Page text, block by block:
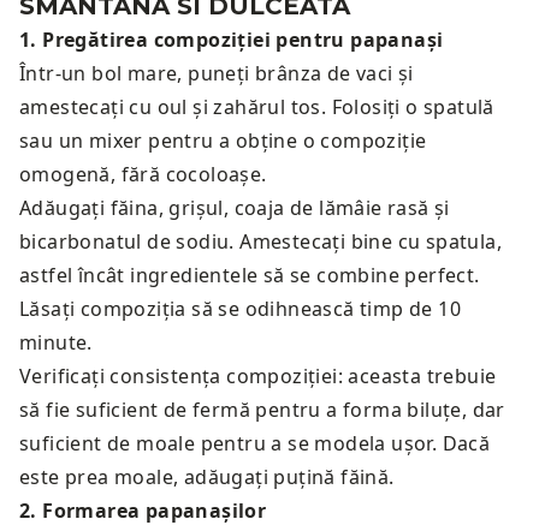
SMANTANA SI DULCEATA
1. Pregătirea compoziției pentru papanași
Într-un bol mare, puneți brânza de vaci și
amestecați cu oul și zahărul tos. Folosiți o spatulă
sau un mixer pentru a obține o compoziție
omogenă, fără cocoloașe.
Adăugați făina, grișul, coaja de lămâie rasă și
bicarbonatul de sodiu. Amestecați bine cu spatula,
astfel încât ingredientele să se combine perfect.
Lăsați compoziția să se odihnească timp de 10
minute.
Verificați consistența compoziției: aceasta trebuie
să fie suficient de fermă pentru a forma biluțe, dar
suficient de moale pentru a se modela ușor. Dacă
este prea moale, adăugați puțină făină.
2. Formarea papanașilor